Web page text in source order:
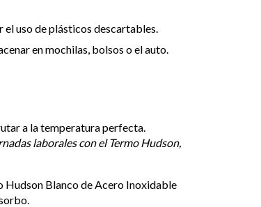
el uso de plásticos descartables.
en mochilas, bolsos o el auto.
a la temperatura perfecta.
laborales con el Termo Hudson,
Hudson Blanco de Acero Inoxidable